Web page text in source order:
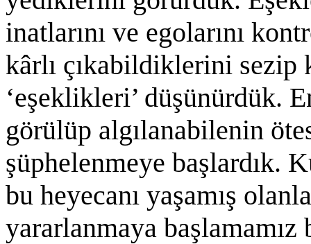
inatlarını ve egolarını
kârlı çıkabildiklerini sezip
‘eşeklikleri’ düşünürdük.
görülüp algılanabilenin
şüphelenmeye başlardık.
bu heyecanı yaşamış
yararlanmaya